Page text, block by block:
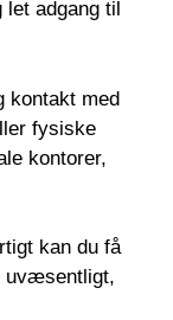
adgang til
kontakt med
fysiske
kontorer,
kan du få
uvæsentligt,